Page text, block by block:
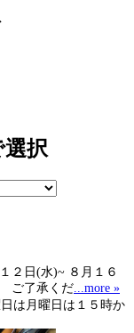
択
２日(水)~ ８月１６
ご了承くだ...more »
は月曜日は１５時か